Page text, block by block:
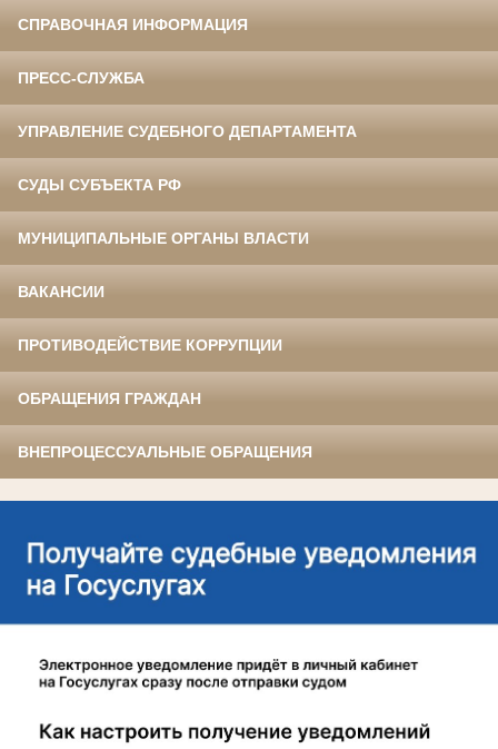
СПРАВОЧНАЯ ИНФОРМАЦИЯ
ПРЕСС-СЛУЖБА
УПРАВЛЕНИЕ СУДЕБНОГО ДЕПАРТАМЕНТА
СУДЫ СУБЪЕКТА РФ
МУНИЦИПАЛЬНЫЕ ОРГАНЫ ВЛАСТИ
ВАКАНСИИ
ПРОТИВОДЕЙСТВИЕ КОРРУПЦИИ
ОБРАЩЕНИЯ ГРАЖДАН
ВНЕПРОЦЕССУАЛЬНЫЕ ОБРАЩЕНИЯ